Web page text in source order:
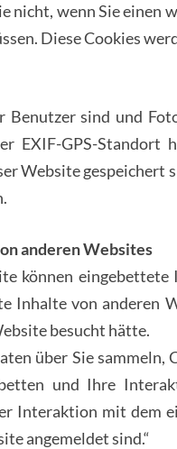
nicht, wenn Sie einen
Diese Cookies
sind und
EXIF-GPS-Standort
Website
anderen Websites
können
Inhalte von anderen
besucht hätte.
über Sie sammeln,
und Ihre
Interaktion mit dem
angemeldet sind.“